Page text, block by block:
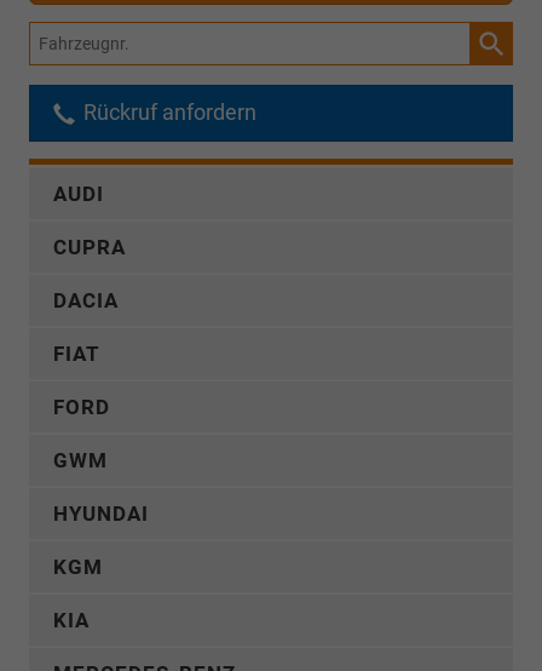
Fahrzeugnr.
Rückruf anfordern
AUDI
CUPRA
DACIA
FIAT
FORD
GWM
HYUNDAI
KGM
KIA